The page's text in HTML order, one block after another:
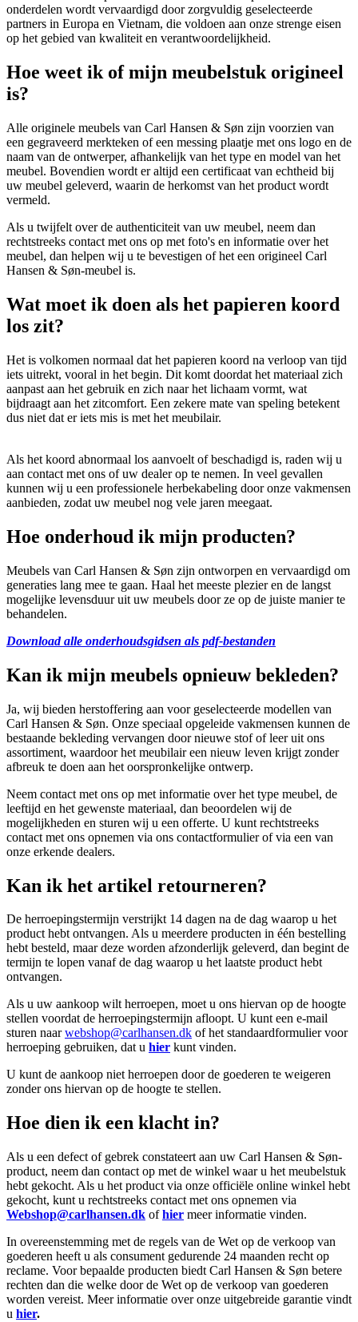
onderdelen wordt vervaardigd door zorgvuldig geselecteerde
partners in Europa en Vietnam, die voldoen aan onze strenge eisen
op het gebied van kwaliteit en verantwoordelijkheid.
Hoe weet ik of mijn meubelstuk origineel
is?
Alle originele meubels van Carl Hansen & Søn zijn voorzien van
een gegraveerd merkteken of een messing plaatje met ons logo en de
naam van de ontwerper, afhankelijk van het type en model van het
meubel. Bovendien wordt er altijd een certificaat van echtheid bij
uw meubel geleverd, waarin de herkomst van het product wordt
vermeld.
Als u twijfelt over de authenticiteit van uw meubel, neem dan
rechtstreeks contact met ons op met foto's en informatie over het
meubel, dan helpen wij u te bevestigen of het een origineel Carl
Hansen & Søn-meubel is.
Wat moet ik doen als het papieren koord
los zit?
Het is volkomen normaal dat het papieren koord na verloop van tijd
iets uitrekt, vooral in het begin. Dit komt doordat het materiaal zich
aanpast aan het gebruik en zich naar het lichaam vormt, wat
bijdraagt aan het zitcomfort. Een zekere mate van speling betekent
dus niet dat er iets mis is met het meubilair.
Als het koord abnormaal los aanvoelt of beschadigd is, raden wij u
aan contact met ons of uw dealer op te nemen. In veel gevallen
kunnen wij u een professionele herbekabeling door onze vakmensen
aanbieden, zodat uw meubel nog vele jaren meegaat.
Hoe onderhoud ik mijn producten?
Meubels van Carl Hansen & Søn zijn ontworpen en vervaardigd om
generaties lang mee te gaan. Haal het meeste plezier en de langst
mogelijke levensduur uit uw meubels door ze op de juiste manier te
behandelen.
Download alle onderhoudsgidsen als pdf-bestanden
Kan ik mijn meubels opnieuw bekleden?
Ja, wij bieden herstoffering aan voor geselecteerde modellen van
Carl Hansen & Søn. Onze speciaal opgeleide vakmensen kunnen de
bestaande bekleding vervangen door nieuwe stof of leer uit ons
assortiment, waardoor het meubilair een nieuw leven krijgt zonder
afbreuk te doen aan het oorspronkelijke ontwerp.
Neem contact met ons op met informatie over het type meubel, de
leeftijd en het gewenste materiaal, dan beoordelen wij de
mogelijkheden en sturen wij u een offerte. U kunt rechtstreeks
contact met ons opnemen via ons contactformulier of via een van
onze erkende dealers.
Kan ik het artikel retourneren?
De herroepingstermijn verstrijkt 14 dagen na de dag waarop u het
product hebt ontvangen. Als u meerdere producten in één bestelling
hebt besteld, maar deze worden afzonderlijk geleverd, dan begint de
termijn te lopen vanaf de dag waarop u het laatste product hebt
ontvangen.
Als u uw aankoop wilt herroepen, moet u ons hiervan op de hoogte
stellen voordat de herroepingstermijn afloopt. U kunt een e-mail
sturen naarwebshop@carlhansen.dk of het standaardformulier voor
herroeping gebruiken, dat u hier kunt vinden.
U kunt de aankoop niet herroepen door de goederen te weigeren
zonder ons hiervan op de hoogte te stellen.
Hoe dien ik een klacht in?
Als u een defect of gebrek constateert aan uw Carl Hansen & Søn-
product, neem dan contact op met de winkel waar u het meubelstuk
hebt gekocht. Als u het product via onze officiële online winkel hebt
gekocht, kunt u rechtstreeks contact met ons opnemen via
Webshop@carlhansen.dk ofhier meer informatie vinden.
In overeenstemming met de regels van de Wet op de verkoop van
goederen heeft u als consument gedurende 24 maanden recht op
reclame. Voor bepaalde producten biedt Carl Hansen & Søn betere
rechten dan die welke door de Wet op de verkoop van goederen
worden vereist. Meer informatie over onze uitgebreide garantie vindt
u hier.